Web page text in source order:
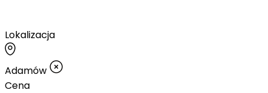
Lokalizacja
Adamów
Cena